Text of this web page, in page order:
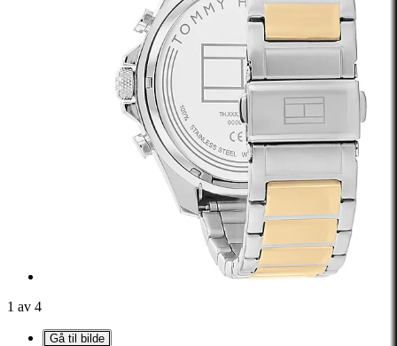
1 av 4
Gå til bilde